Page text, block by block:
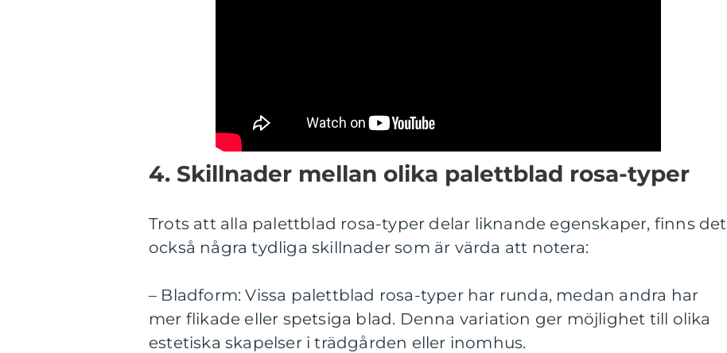
4. Skillnader mellan olika palettblad rosa-typer
Trots att alla palettblad rosa-typer delar liknande egenskaper, finns det
också några tydliga skillnader som är värda att notera:
– Bladform: Vissa palettblad rosa-typer har runda, medan andra har
mer flikade eller spetsiga blad. Denna variation ger möjlighet till olika
estetiska skapelser i trädgården eller inomhus.